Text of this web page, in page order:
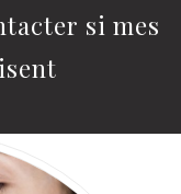
si mes